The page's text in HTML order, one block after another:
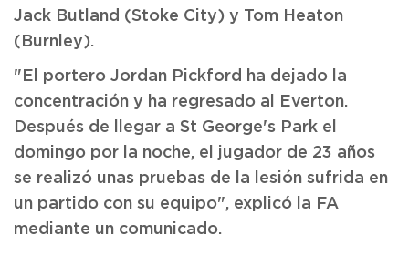
Jack Butland (Stoke City) y Tom Heaton
(Burnley).
"El portero Jordan Pickford ha dejado la
concentración y ha regresado al Everton.
Después de llegar a St George's Park el
domingo por la noche, el jugador de 23 años
se realizó unas pruebas de la lesión sufrida en
un partido con su equipo", explicó la FA
mediante un comunicado.